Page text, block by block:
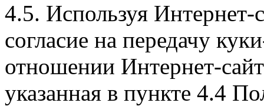
4.5. Используя Интернет-
согласие на передачу
отношении Интернет-
указанная в пункте 4.4